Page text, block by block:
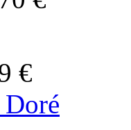
€
Doré